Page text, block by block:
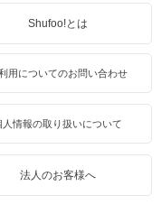
Shufoo!とは
用についてのお問い合わせ
人情報の取り扱いについて
法人のお客様へ